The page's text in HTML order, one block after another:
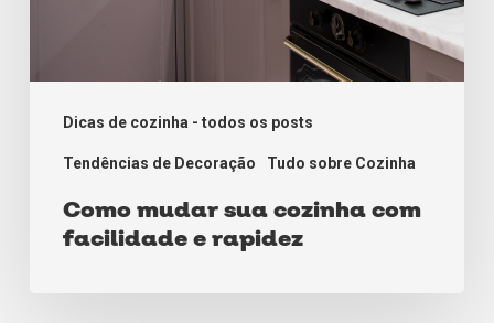
Dicas de cozinha - todos os posts
Tendências de Decoração Tudo sobre Cozinha
Como mudar sua cozinha com
facilidade e rapidez